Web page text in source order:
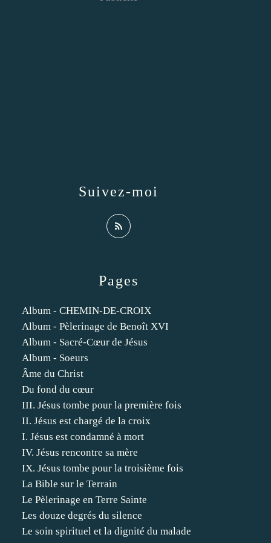
Pages
Album - CHEMIN-DE-CROIX
Album - Pèlerinage de Benoît XVI
Album - Sacré-Cœur de Jésus
Album - Soeurs
Âme du Christ
Du fond du cœur
III. Jésus tombe pour la première fois
II. Jésus est chargé de la croix
I. Jésus est condamné à mort
IV. Jésus rencontre sa mère
IX. Jésus tombe pour la troisième fois
La Bible sur le Terrain
Le Pèlerinage en Terre Sainte
Les douze degrés du silence
Le soin spirituel et la dignité du malade
Suivez-moi